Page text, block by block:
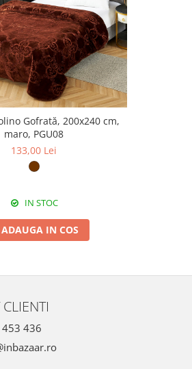
Gofrată, 200x240 cm,
maro, PGU08
133,00 Lei
IN STOC
ADAUGA IN COS
436